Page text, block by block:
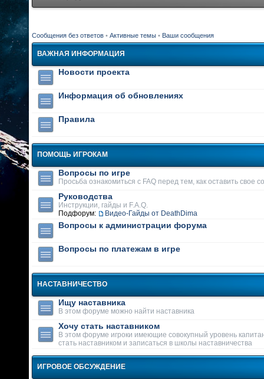
Сообщения без ответов • Активные темы • Ваши сообщения
ВАЖНАЯ ИНФОРМАЦИЯ
Новости проекта
Информация об обновлениях
Правила
ПОМОЩЬ ИГРОКАМ
Вопросы по игре
Просьба ознакомиться с FAQ перед тем, как оставить свое
Руководства
Инструкции, гайды и F.A.Q.
Подфорум:
Видео-Гайды от DeathDima
Вопросы к администрации форума
Вопросы по платежам в игре
НАСТАВНИЧЕСТВО
Ищу наставника
В этом форуме можно найти наставника
Хочу стать наставником
В этом форуме игроки имеющие совокупный уровень
стать наставником и записаться в школы наставничества
ИГРОВОЕ ОБСУЖДЕНИЕ